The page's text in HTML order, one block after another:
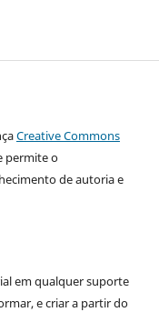
Creative Commons
permite o
de autoria e
em qualquer suporte
e criar a partir do